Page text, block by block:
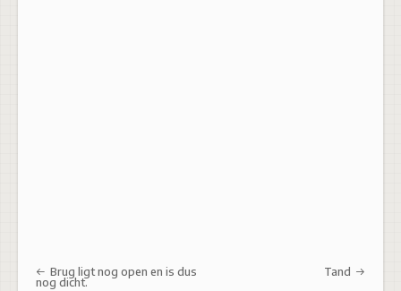
Post navigation
Brug ligt nog open en is dus
nog dicht.
Tand